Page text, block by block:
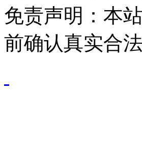
免责声明：本
前确认真实合